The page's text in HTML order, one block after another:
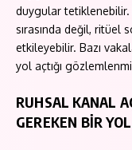
duygular
sırasında değil, ritüel
etkileyebilir. Bazı
yol açtığı
RUHSAL KANAL
GEREKEN BİR YOL